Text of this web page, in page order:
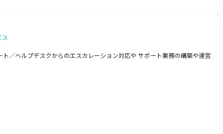
／ヘルプデスクからのエスカレーション対応や サポート業務の構築や運営